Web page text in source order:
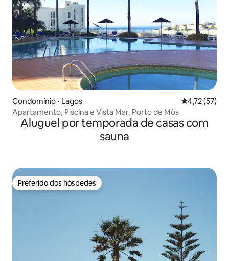
Condomínio ⋅ Lagos 4,72 de uma
4,72 (57)
Apartamento, Piscina e Vista Mar. Porto de Mòs
Aluguel por temporada de casas com
sauna
Preferido dos hóspedes
Preferido dos hóspedes